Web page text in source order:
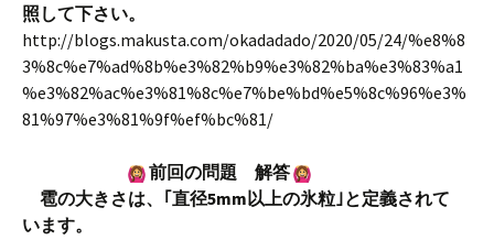
照して下さい。
http://blogs.makusta.com/okadadado/2020/05/24/%e8%8
3%8c%e7%ad%8b%e3%82%b9%e3%82%ba%e3%83%a1
%e3%82%ac%e3%81%8c%e7%be%bd%e5%8c%96%e3%
81%97%e3%81%9f%ef%bc%81/
前回の問題 解答
雹の大きさは、｢直径5mm以上の氷粒｣と定義されて
います。